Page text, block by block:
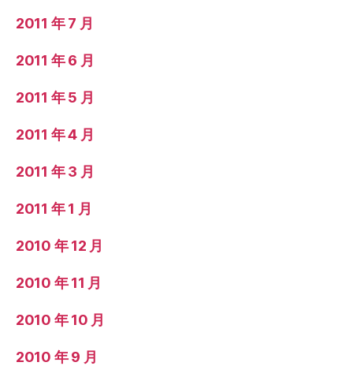
2011 年 7 月
2011 年 6 月
2011 年 5 月
2011 年 4 月
2011 年 3 月
2011 年 1 月
2010 年 12 月
2010 年 11 月
2010 年 10 月
2010 年 9 月